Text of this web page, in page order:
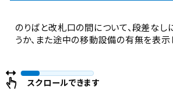
のりばと改札口の間について、段差な
うか、また途中の移動設備の有無を表示
スクロールできます